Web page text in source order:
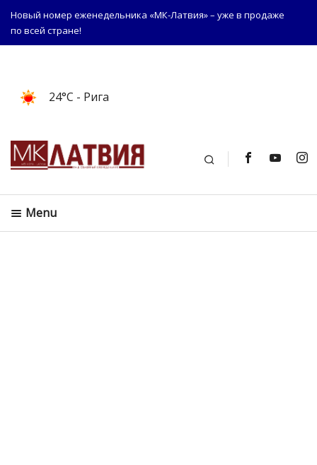
Новый номер еженедельника «МК-Латвия» – уже в продаже
по всей стране!
24°C - Рига
Поиск
Menu